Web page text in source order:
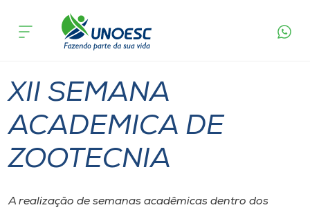
Cursos
Pesquisa
Atendimento ao Estudante
Portal de Ensino
acontece
XII SEMANA
ACADEMICA DE
ZOOTECNIA
A realização de semanas acadêmicas dentro dos